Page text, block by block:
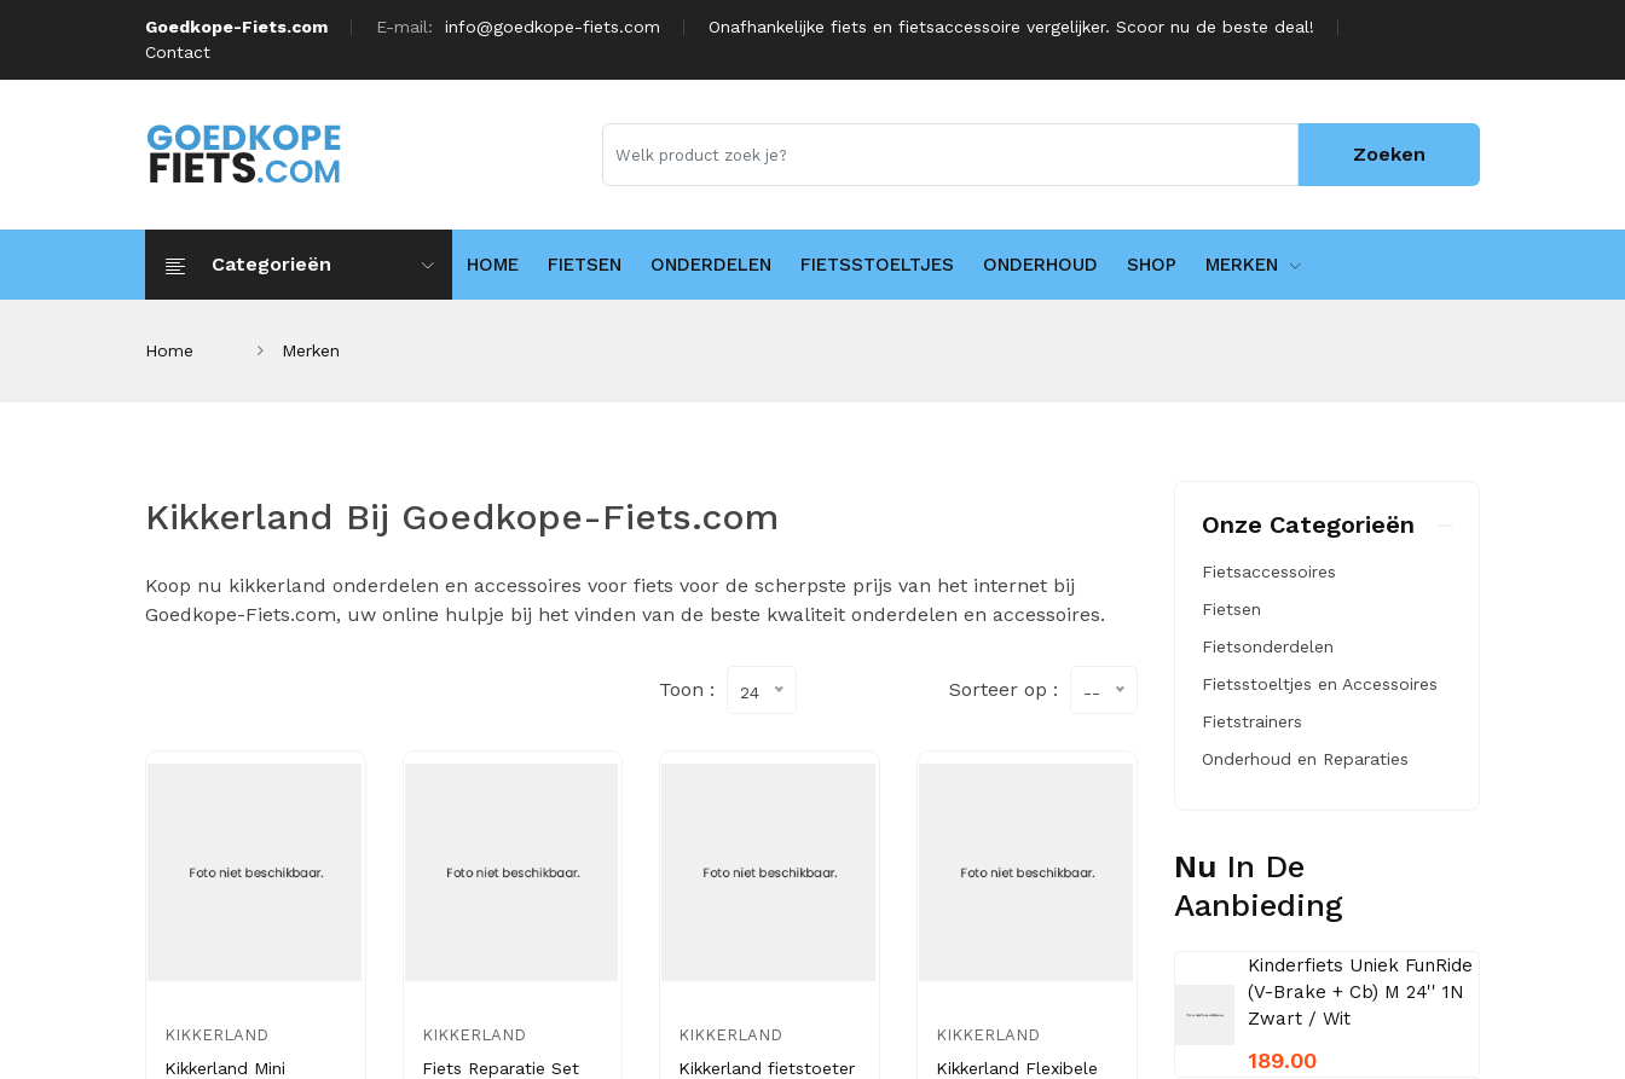
Goedkope-Fiets.com E-mail: info@goedkope-fiets.com
Onafhankelijke fiets en fietsaccessoire vergelijker. Scoor nu de beste deal!
Contact
Zoeken
Categorieën HOME FIETSEN ONDERDELEN FIETSSTOELTJES ONDERHOUD SHOP MERKEN
Home Merken
Kikkerland Bij Goedkope-Fiets.com
Koop nu kikkerland onderdelen en accessoires voor fiets voor de scherpste prijs van het internet bij
Goedkope-Fiets.com, uw online hulpje bij het vinden van de beste kwaliteit onderdelen en accessoires.
Toon : 24 Sorteer op : --
KIKKERLAND
Kikkerland Mini
KIKKERLAND
Fiets Reparatie Set
KIKKERLAND
Kikkerland fietstoeter
KIKKERLAND
Kikkerland Flexibele
Onze Categorieën
Fietsaccessoires
Fietsen
Fietsonderdelen
Fietsstoeltjes en Accessoires
Fietstrainers
Onderhoud en Reparaties
Nu In De
Aanbieding
Kinderfiets Uniek FunRide
(V-Brake + Cb) M 24'' 1N
Zwart / Wit
189.00